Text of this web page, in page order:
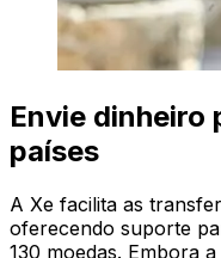
Envie dinheiro
países
A Xe facilita as
oferecendo suporte
130 moedas. Embora